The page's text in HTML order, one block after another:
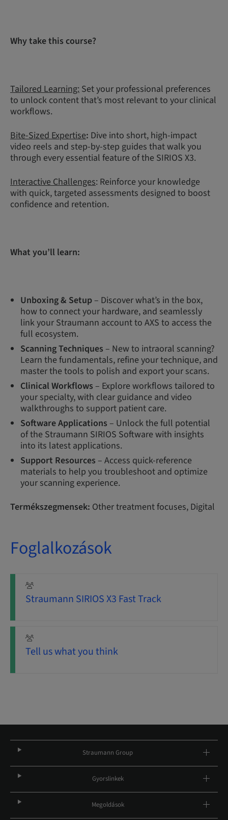
Why take this course?
Tailored Learning: Set your professional preferences
to unlock content that’s most relevant to your clinical
workflows.
Bite-Sized Expertise: Dive into short, high-impact
video reels and step-by-step guides that walk you
through every essential feature of the SIRIOS X3.
Interactive Challenges: Reinforce your knowledge
with quick, targeted assessments designed to boost
confidence and retention.
What you’ll learn:
Unboxing & Setup– Discover what’s in the box,
how to connect your hardware, and seamlessly
link your Straumann account to AXS to access the
full ecosystem.
Scanning Techniques – New to intraoral scanning?
Learn the fundamentals, refine your technique, and
master the tools to polish and export your scans.
Clinical Workflows – Explore workflows tailored to
your specialty, with clear guidance and video
walkthroughs to support patient care.
Software Applications – Unlock the full potential
of the Straumann SIRIOS Software with insights
into its latest applications.
Support Resources – Access quick-reference
materials to help you troubleshoot and optimize
your scanning experience.
Termékszegmensek: Other treatment focuses, Digital
Foglalkozások
Straumann SIRIOS X3 Fast Track
Tell us what you think
Straumann Group
Gyorslinkek
Megoldások